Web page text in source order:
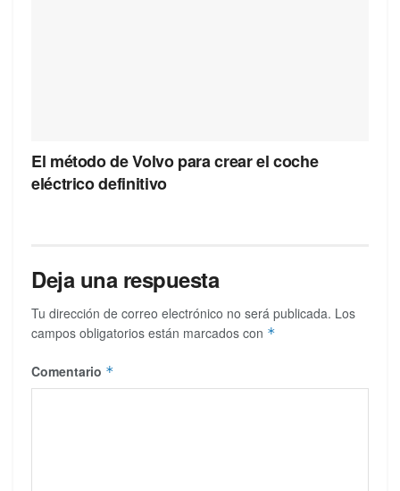
El método de Volvo para crear el coche
eléctrico definitivo
Deja una respuesta
Tu dirección de correo electrónico no será publicada. Los
campos obligatorios están marcados con *
Comentario *